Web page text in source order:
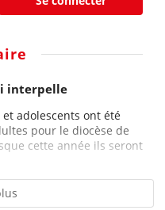
interpelle
et adolescents ont été
pour le diocèse de
cette année ils seront